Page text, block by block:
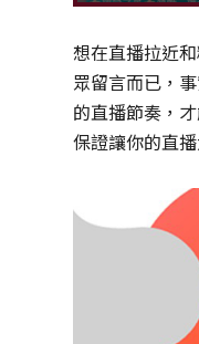
想在直播拉近
眾留言而已，
的直播節奏，
保證讓你的直播